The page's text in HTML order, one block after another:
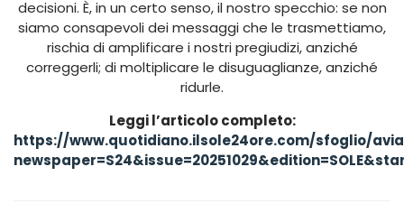
decisioni. È, in un certo senso, il nostro specchio: se non
siamo consapevoli dei messaggi che le trasmettiamo,
rischia di amplificare i nostri pregiudizi, anziché
correggerli; di moltiplicare le disuguaglianze, anziché
ridurle.
Leggi l’articolo completo:
https://www.quotidiano.ilsole24ore.com/sfoglio/